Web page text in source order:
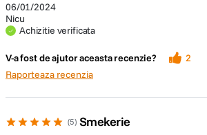
06/01/2024
Nicu
Achizitie verificata
V-a fost de ajutor aceasta recenzie? 2
Raporteaza recenzia
5 Smekerie